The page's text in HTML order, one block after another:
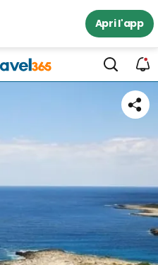
Apri l'app